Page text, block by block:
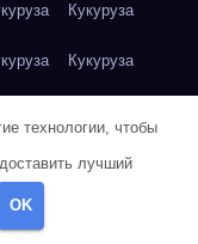
Кукуруза
Кукуруза
Куриная грудка
Куриная грудка
технологии, чтобы
лучший
OK